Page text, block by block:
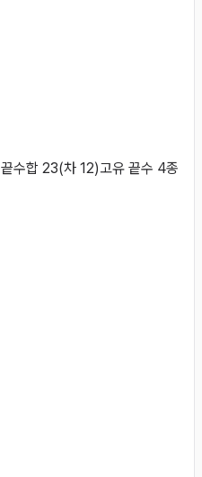
끝수합 23(차 12)고유 끝수 4종